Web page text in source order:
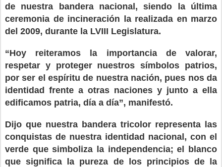
de nuestra bandera nacional, siendo la última
ceremonia de incineración la realizada en marzo
del 2009, durante la LVIII Legislatura.
“Hoy reiteramos la importancia de valorar,
respetar y proteger nuestros símbolos patrios,
por ser el espíritu de nuestra nación, pues nos da
identidad frente a otras naciones y junto a ella
edificamos patria, día a día”, manifestó.
Dijo que nuestra bandera tricolor representa las
conquistas de nuestra identidad nacional, con el
verde que simboliza la independencia; el blanco
que significa la pureza de los principios de la